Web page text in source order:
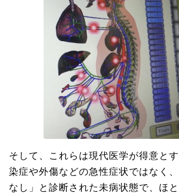
そして、これらは現代医学が得意と
染症や外傷などの急性症状ではなく
なし」と診断された未病状態で、ほ